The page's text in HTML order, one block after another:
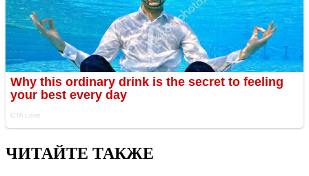
ЧИТАЙТЕ ТАКЖЕ